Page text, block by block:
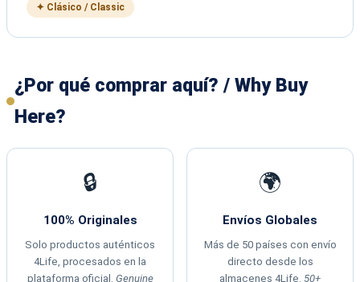
✦ Clásico / Classic
¿Por qué comprar aquí? / Why Buy
Here?
🔒
100% Originales
Solo productos auténticos
4Life, procesados en la
plataforma oficial. Genuine
🌍
Envíos Globales
Más de 50 países con envío
directo desde los
almacenes 4Life. 50+